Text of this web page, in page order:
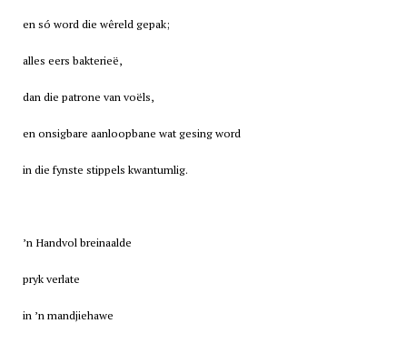
en só word die wêreld gepak;
alles eers bakterieë,
dan die patrone van voëls,
en onsigbare aanloopbane wat gesing word
in die fynste stippels kwantumlig.
’n Handvol breinaalde
pryk verlate
in ’n mandjiehawe